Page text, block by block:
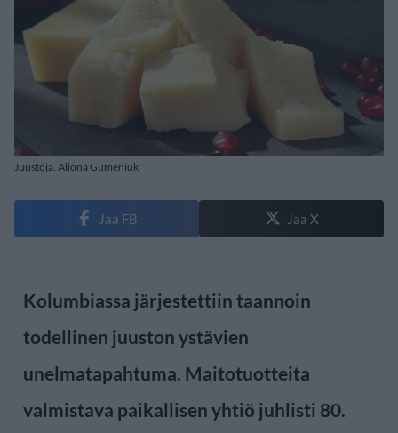
Juustoja. Aliona Gumeniuk
Jaa FB Jaa X
Kolumbiassa järjestettiin taannoin
todellinen juuston ystävien
unelmatapahtuma. Maitotuotteita
valmistava paikallisen yhtiö juhlisti 80.